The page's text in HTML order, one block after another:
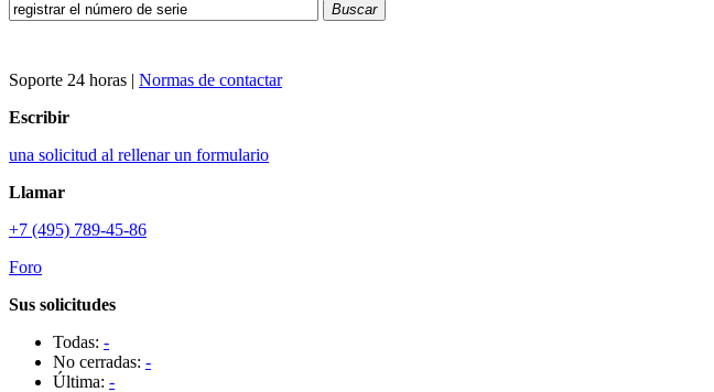
Buscar
Soporte 24 horas | Normas de contactar
Escribir
una solicitud al rellenar un formulario
Llamar
+7 (495) 789-45-86
Foro
Sus solicitudes
Todas: -
No cerradas: -
Última: -